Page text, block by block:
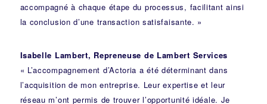
accompagné à chaque étape du processus, facilitant ainsi
la conclusion d’une transaction satisfaisante. »
Isabelle Lambert, Repreneuse de Lambert Services
« L’accompagnement d’Actoria a été déterminant dans
l’acquisition de mon entreprise. Leur expertise et leur
réseau m’ont permis de trouver l’opportunité idéale. Je